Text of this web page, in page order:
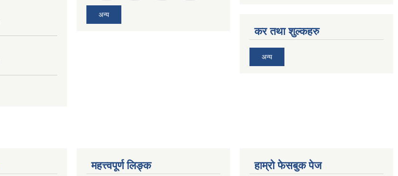
अन्य
कर तथा शुल्कहरु
अन्य
महत्त्वपूर्ण लिङ्क हाम्रो फेसबुक पेज